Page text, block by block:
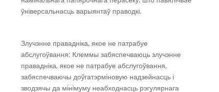
ўніверсальнасць варыянтаў праводкі.
Злучэнне правадніка, якое не патрабуе
абслугоўвання: Клеммы забяспечваюць злучэнне
правадніка, якое не патрабуе абслугоўвання,
забяспечваючы доўгатэрміновую надзейнасць і
зводзячы да мінімуму неабходнасць рэгулярнага